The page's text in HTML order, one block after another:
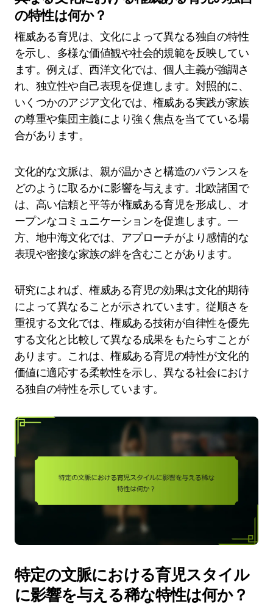
の特性は何か？
権威ある育児は、文化によって異なる独自の特性
を示し、多様な価値観や社会的規範を反映してい
ます。例えば、西洋文化では、個人主義が強調さ
れ、独立性や自己表現を促進します。対照的に、
いくつかのアジア文化では、権威ある実践が家族
の尊重や集団主義により強く焦点を当てている場
合があります。
文化的な文脈は、親が温かさと構造のバランスを
どのように取るかに影響を与えます。北欧諸国で
は、高い信頼と平等が権威ある育児を形成し、オ
ープンなコミュニケーションを促進します。一
方、地中海文化では、アプローチがより感情的な
表現や密接な家族の絆を含むことがあります。
研究によれば、権威ある育児の効果は文化的期待
によって異なることが示されています。従順さを
重視する文化では、権威ある技術が自律性を優先
する文化と比較して異なる成果をもたらすことが
あります。これは、権威ある育児の特性が文化的
価値に適応する柔軟性を示し、異なる社会におけ
る独自の特性を示しています。
特定の文脈における育児スタイル
に影響を与える稀な特性は何か？